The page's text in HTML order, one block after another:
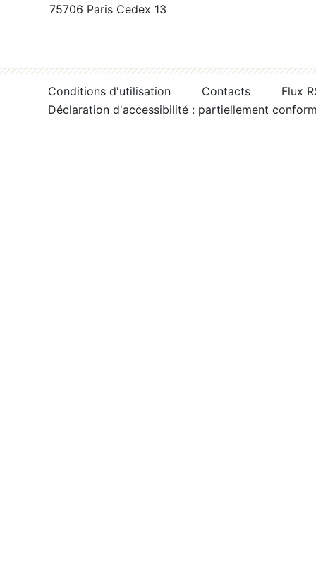
75706 Paris Cedex 13
Conditions d'utilisation Contacts
Flux
Déclaration d'accessibilité : partiellement